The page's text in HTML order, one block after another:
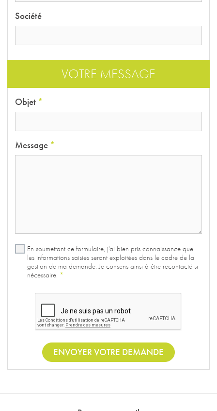
Société
VOTRE MESSAGE
Objet *
Message *
En soumettant ce formulaire, j'ai bien pris connaissance que
les informations saisies seront exploitées dans le cadre de la
gestion de ma demande. Je consens ainsi à être recontacté si
nécessaire. *
ENVOYER VOTRE DEMANDE